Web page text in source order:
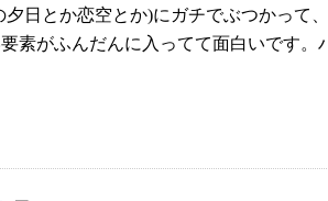
日とか恋空とか)にガチでぶつかっ
素がふんだんに入ってて面白いです